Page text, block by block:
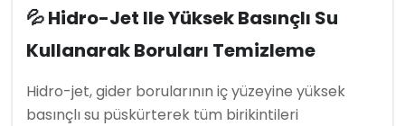
💦 Hidro-Jet Ile Yüksek Basınçlı Su
Kullanarak Boruları Temizleme
Hidro-jet, gider borularının iç yüzeyine yüksek
basınçlı su püskürterek tüm birikintileri